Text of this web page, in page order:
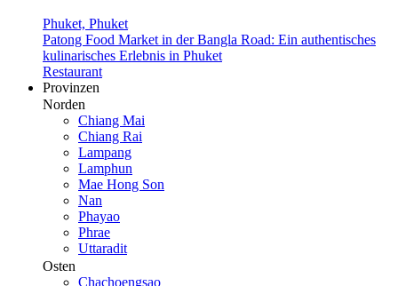
Phuket, Phuket
Patong Food Market in der Bangla Road: Ein authentisches
kulinarisches Erlebnis in Phuket
Restaurant
Provinzen
Norden
Chiang Mai
Chiang Rai
Lampang
Lamphun
Mae Hong Son
Nan
Phayao
Phrae
Uttaradit
Osten
Chachoengsao